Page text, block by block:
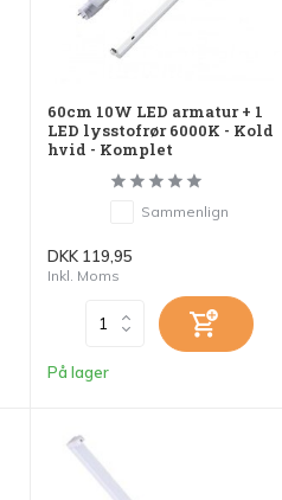
60cm 10W LED armatur + 1
LED lysstofrør 6000K - Kold
hvid - Komplet
Sammenlign
DKK 119,95
Inkl. Moms
På lager